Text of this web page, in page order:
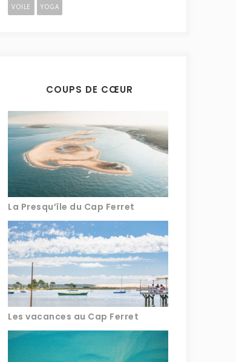
VOILE YOGA
COUPS DE CŒUR
La Presqu’île du Cap Ferret
Les vacances au Cap Ferret